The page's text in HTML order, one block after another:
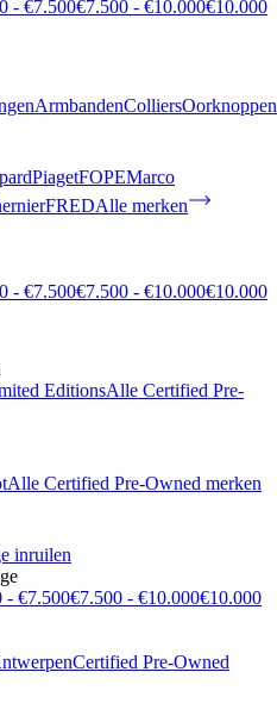
- €7.500€7.500 - €10.000€10.000
ArmbandenColliersOorknoppen
PiagetFOPEMarco
FREDAlle merken
- €7.500€7.500 - €10.000€10.000
EditionsAlle Certified Pre-
Alle Certified Pre-Owned merken
inruilen
- €7.500€7.500 - €10.000€10.000
Certified Pre-Owned